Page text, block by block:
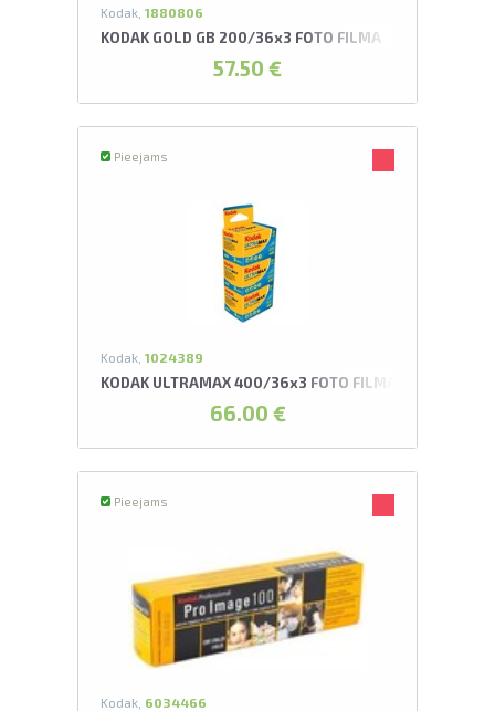
Kodak, 1880806
KODAK GOLD GB 200/36x3 FOTO FILMA
57.50 €
Pieejams
Kodak, 1024389
KODAK ULTRAMAX 400/36x3 FOTO FILMA
66.00 €
Pieejams
Kodak, 6034466